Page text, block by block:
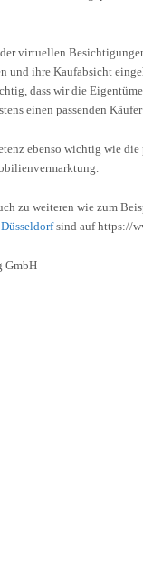
virtuellen
und ihre Kaufabsicht
dass wir die
einen passenden
ebenso wichtig wie
zu weiteren wie zum
sind auf https://
GmbH